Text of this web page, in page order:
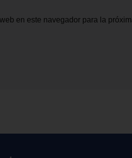
en este navegador para la